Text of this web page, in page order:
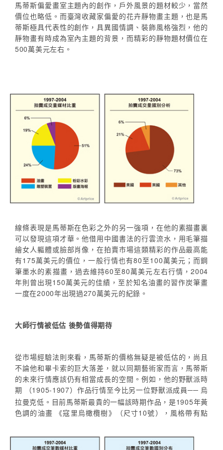
馬蒂斯偏愛畫室主題內的創作，戶外風景的題材較少，當然
價位也略低。而臺灣收藏家偏愛的花卉靜物畫主題，也是馬
蒂斯極具代表性的創作，具異國情調、裝飾風格強烈，他的
靜物畫有時成為室內主題的背景，而精彩的靜物題材價位在
500萬美元左右。
線條表現是馬蒂斯在色彩之外的另一強項，在他的素描畫裏
可以發現這項才華。他借用中國書法的行雲流水，用毛筆描
繪女人軀體或臉部肖像，在拍賣市場這類精彩的作品最高能
有175萬美元的價位，一般行情也有80至100萬美元；而鋼
筆墨水的素描畫，過去維持60至80萬美元左右行情，2004
年則曾出現150萬美元的佳績，至於知名油畫的習作炭筆畫
一度在2000年出現過270萬美元的紀錄。
大師行情被低估 後勢值得期待
從市場經驗法則來看，馬蒂斯的價格無疑是被低估的，尚且
不論他和畢卡索的巨大落差，就以同期藝術家而言，馬蒂斯
的未來行情應該仍有相當成長的空間。例如，他的野獸派時
期 （1905-1907）作品行情至今比另一位野獸派成員── 烏
拉曼克低。目前馬蒂斯最貴的一幅該時期作品，是1905年黃
色調的油畫 《寇里烏橄欖樹》（尺寸10號），風格帶有點